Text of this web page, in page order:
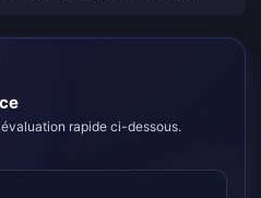
rapide ci-dessous.